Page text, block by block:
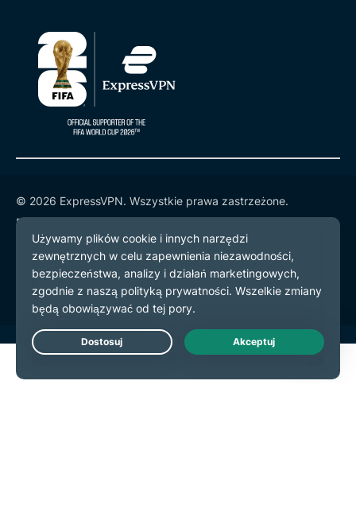
© 2026 ExpressVPN. Wszystkie prawa zastrzeżone.
Polityka prywatności
Warunki użytkowania
preferencje plików cookie
Live Chat